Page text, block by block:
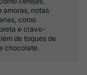
amoras, notas
como
e cravo-
de toques de
chocolate.